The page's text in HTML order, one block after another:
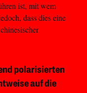
ist, mit wem
dass dies eine
polarisierten
auf die